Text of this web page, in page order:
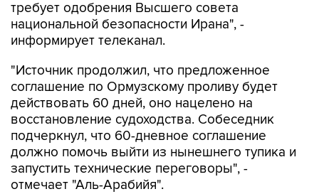
требует одобрения Высшего совета
национальной безопасности Ирана", -
информирует телеканал.
"Источник продолжил, что предложенное
соглашение по Ормузскому проливу будет
действовать 60 дней, оно нацелено на
восстановление судоходства. Собеседник
подчеркнул, что 60-дневное соглашение
должно помочь выйти из нынешнего тупика и
запустить технические переговоры", -
отмечает "Аль-Арабийя".